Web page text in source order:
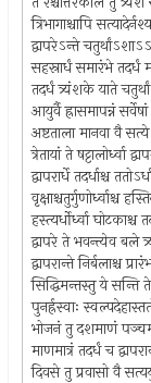
त्रिभागाश्चापि
द्वापरेऽन्ते
सहस्रार्धं समारंभे
तदर्धं त्र्यंशके याते
आयुर्वै ह्रासमापन्नं
अष्टताला मानवा वै सत्ये
त्रेतायां ते षट्टालोर्ध्वा
द्वापरार्धे तदर्धाश्च
वृक्षाश्चतुर्गुणोर्ध्वाश्च
हस्त्यर्धोर्ध्वा घोटकाश्च
द्वापरे ते भवन्त्येव बले
द्वापरान्ते निर्बलाश्च
सिद्धिमन्तस्तु ये सन्ति
पुनर्ह्रस्वाः
भोजनं तु दशमाणं
माणमात्रं तदर्धं च
दिवसे तु प्रवासो वै